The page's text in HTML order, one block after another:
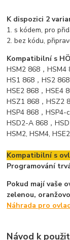
K dispozici 2
1. s kódem, pro
2. bez kódu,
Kompatibilní s
HSM2 868，HSM4
HS1 868，HS2
HSE2 868，HSE4
HSZ1 868，HSZ2
HSP4 868，HSP4-
HSD2-A 868，
HSM2, HSM4,
Kompatibilní s
Programování
Pokud mají vaše
zelenou,
Náhrada pro
Návod k